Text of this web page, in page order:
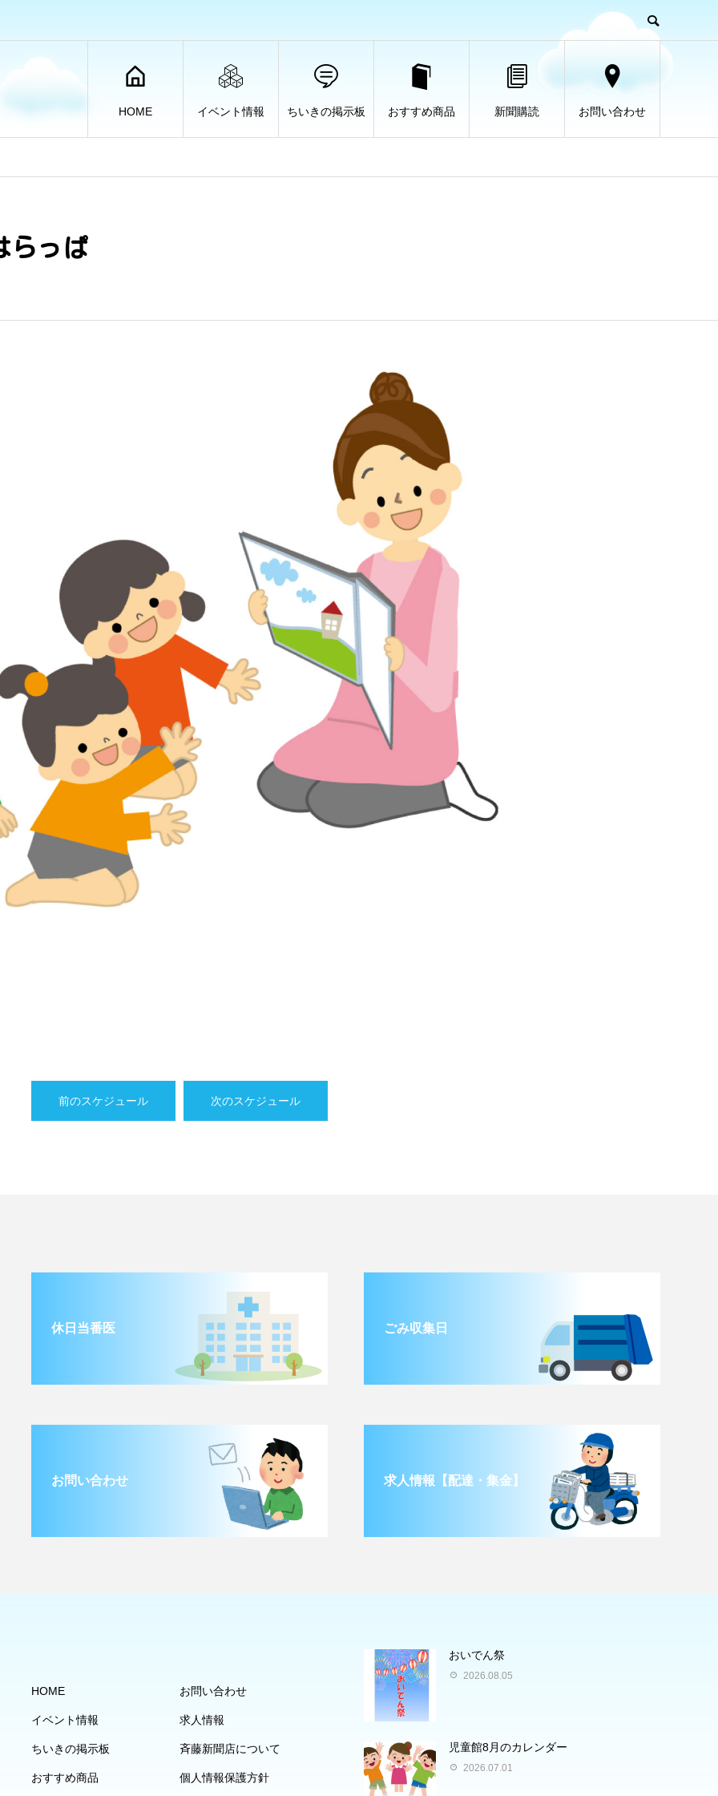
HOME イベント情報 ちいきの掲示板 おすすめ商品 新聞購読 お問い合わせ
らっぱ
前のスケジュール 次のスケジュール
休日当番医 ごみ収集日
お問い合わせ 求人情報【配達・集金】
HOME
イベント情報
ちいきの掲示板
おすすめ商品
お問い合わせ
求人情報
斉藤新聞店について
個人情報保護方針
おいでん祭
2026.08.05
児童館8月のカレンダー
2026.07.01